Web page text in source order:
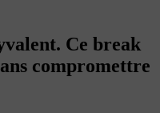
Ce break
compromettre